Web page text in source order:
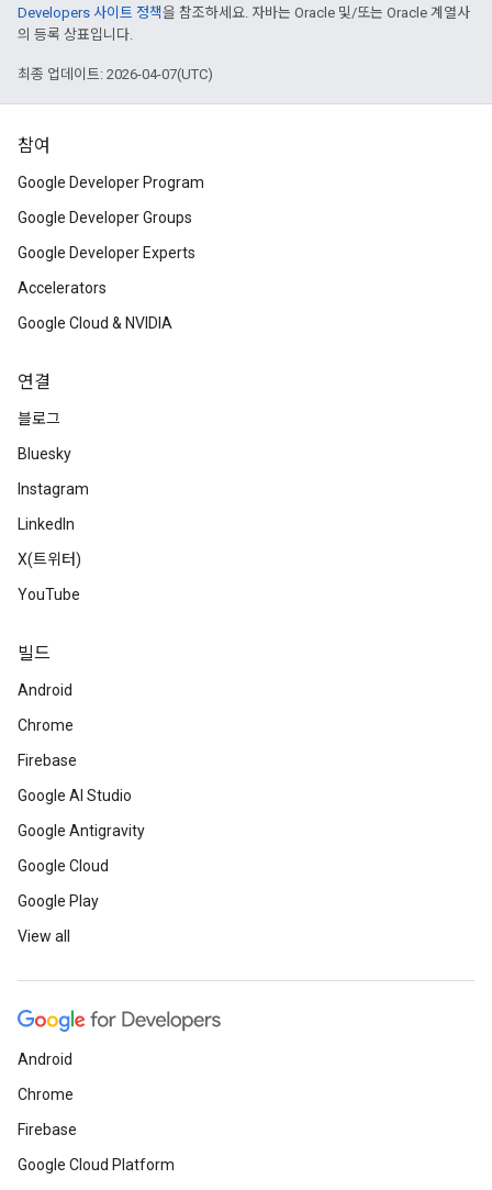
Developers 사이트 정책을 참조하세요. 자바는 Oracle 및/또는 Oracle 계열사
의 등록 상표입니다.
최종 업데이트: 2026-04-07(UTC)
참여
Google Developer Program
Google Developer Groups
Google Developer Experts
Accelerators
Google Cloud & NVIDIA
연결
블로그
Bluesky
Instagram
LinkedIn
X(트위터)
YouTube
빌드
Android
Chrome
Firebase
Google AI Studio
Google Antigravity
Google Cloud
Google Play
View all
Android
Chrome
Firebase
Google Cloud Platform